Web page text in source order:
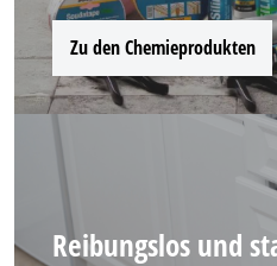
Zu den Chemieprodukten
Reibungslos und